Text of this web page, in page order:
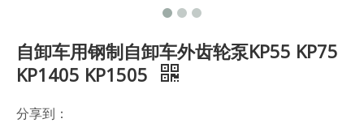
自卸车用钢制自卸车外齿轮泵KP55 KP75
KP1405 KP1505
分享到：